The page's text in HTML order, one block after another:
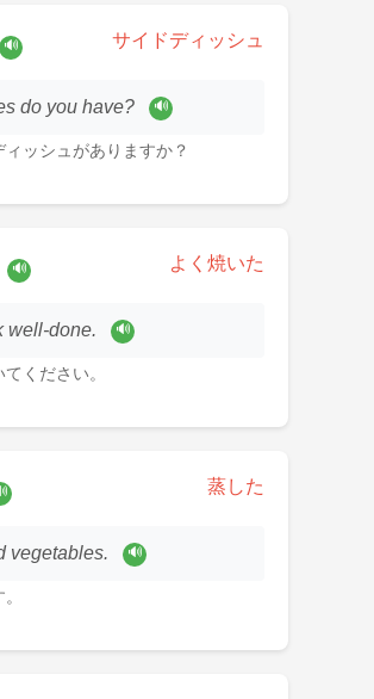
🔊 サイドディッシュ
do you have? 🔊
ッシュがありますか？
🔊 よく焼いた
well-done. 🔊
ください。
蒸した
vegetables. 🔊